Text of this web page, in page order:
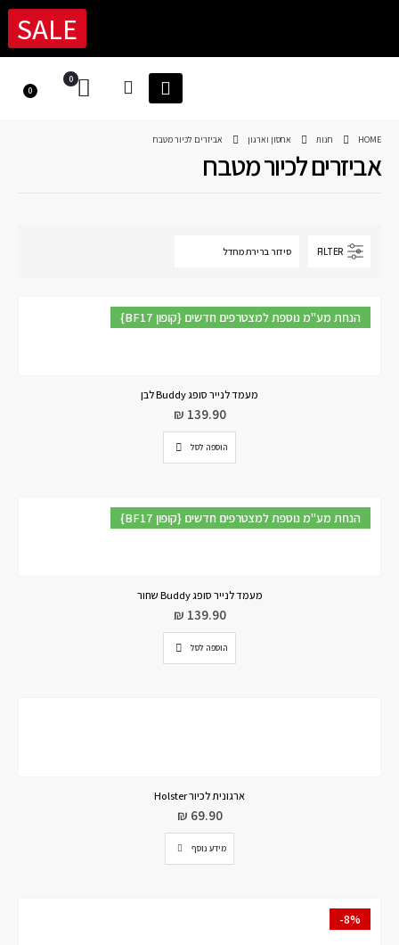
SALE
0
0
HOME חנות אחסון וארגון אביזרים לכיור מטבח
אביזרים לכיור מטבח
FILTER
{BF17 קופון} הנחת מע"מ נוספת למצטרפים חדשים
מעמד לנייר סופג Buddy לבן
₪ 139.90
הוספה לסל
{BF17 קופון} הנחת מע"מ נוספת למצטרפים חדשים
מעמד לנייר סופג Buddy שחור
₪ 139.90
הוספה לסל
ארגונית לכיור Holster
₪ 69.90
מידע נוסף
-8%